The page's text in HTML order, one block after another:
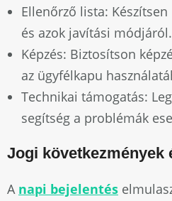
Ellenőrző lista:
és azok javítási módjáról.
Képzés: Biztosítson
az ügyfélkapu
Technikai támogatás:
segítség a problémák
Jogi következmények
A napi bejelentés